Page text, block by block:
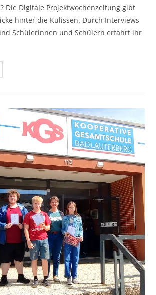
Die Digitale Projektwochenzeitung gibt
hinter die Kulissen. Durch Interviews
Schülerinnen und Schülern erfahrt ihr